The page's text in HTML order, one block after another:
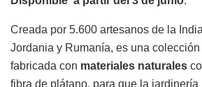
Creada por 5.600 artesanos de la
Jordania y Rumanía, es una
fabricada con materiales naturales
fibra de plátano, para que la jardinería